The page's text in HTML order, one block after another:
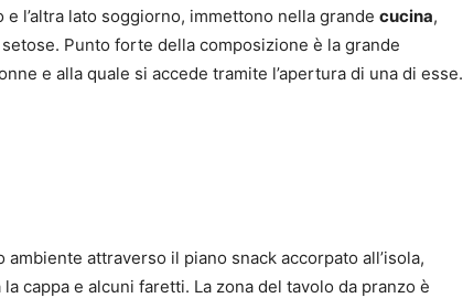
l’altra lato soggiorno, immettono nella grande cucina,
Punto forte della composizione è la grande
e alla quale si accede tramite l’apertura di una di esse.
ambiente attraverso il piano snack accorpato all’isola,
cappa e alcuni faretti. La zona del tavolo da pranzo è